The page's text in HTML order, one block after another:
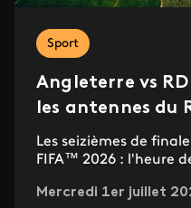
Sport
Angleterre vs
les antennes du
Les seizièmes de
FIFA™ 2026 : l'heure
Mercredi 1er juillet